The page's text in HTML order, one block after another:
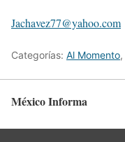
Jachavez77@yahoo.com
Categorías: Al Momento,
México Informa